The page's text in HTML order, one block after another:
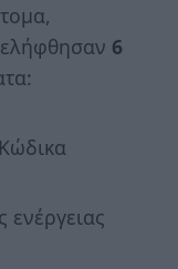
6
ενέργειας